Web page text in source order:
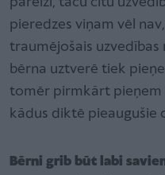
pieredzes viņam vēl
traumējošais uzvedības
bērna uztverē tiek
tomēr pirmkārt pieņem
kādus diktē pieaugušie
Bērni grib būt labi